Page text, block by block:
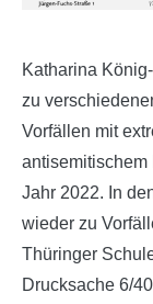
Katharina
zu
Vorfällen mit
Jahr 2022. In
wieder zu
Thüringer
Drucksache 6/